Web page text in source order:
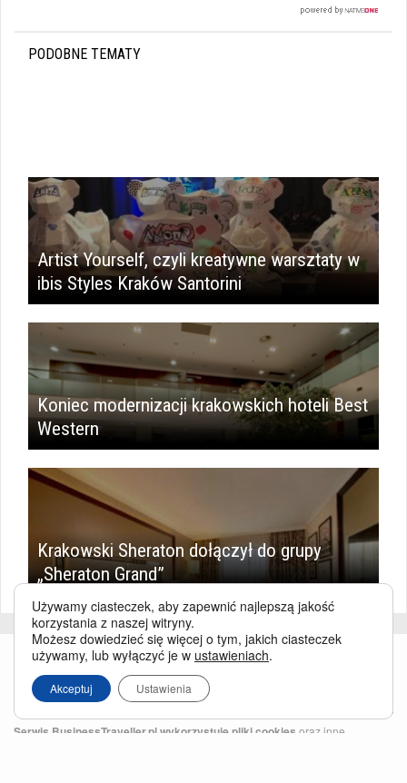
PODOBNE TEMATY
Artist Yourself, czyli kreatywne warsztaty w
ibis Styles Kraków Santorini
Koniec modernizacji krakowskich hoteli Best
Western
Krakowski Sheraton dołączył do grupy
„Sheraton Grand”
Serwis BusinessTraveller.pl wykorzystuje pliki cookies oraz inne
Używamy ciasteczek, aby zapewnić najlepszą jakość
korzystania z naszej witryny.
Możesz dowiedzieć się więcej o tym, jakich ciasteczek
używamy, lub wyłączyć je w ustawieniach.
Akceptuj Ustawienia